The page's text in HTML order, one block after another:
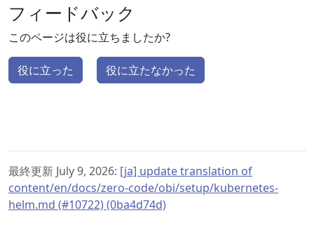
フィードバック
このページは役に立ちましたか?
役に立った 役に立たなかった
最終更新 July 9, 2026: [ja] update translation of
content/en/docs/zero-code/obi/setup/kubernetes-
helm.md (#10722) (0ba4d74d)